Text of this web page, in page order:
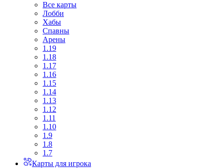
Все карты
Лобби
Хабы
Спавны
Арены
1.19
1.18
1.17
1.16
1.15
1.14
1.13
1.12
1.11
1.10
1.9
1.8
1.7
Карты для игрока